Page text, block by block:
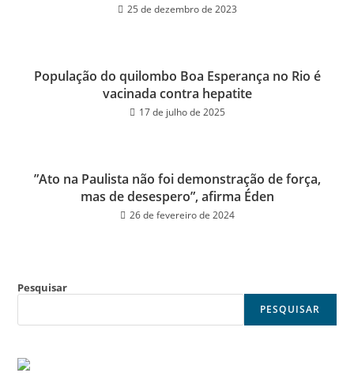
25 de dezembro de 2023
População do quilombo Boa Esperança no Rio é
vacinada contra hepatite
17 de julho de 2025
”Ato na Paulista não foi demonstração de força,
mas de desespero”, afirma Éden
26 de fevereiro de 2024
Pesquisar
PESQUISAR